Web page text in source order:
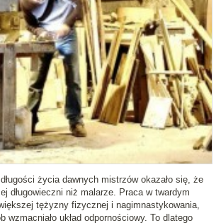
życia dawnych mistrzów okazało się, że
długowieczni niż malarze. Praca w twardym
tężyzny fizycznej i nagimnastykowania,
wzmacniało układ odpornościowy. To dlatego